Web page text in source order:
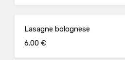
Lasagne bolognese
6.00 €